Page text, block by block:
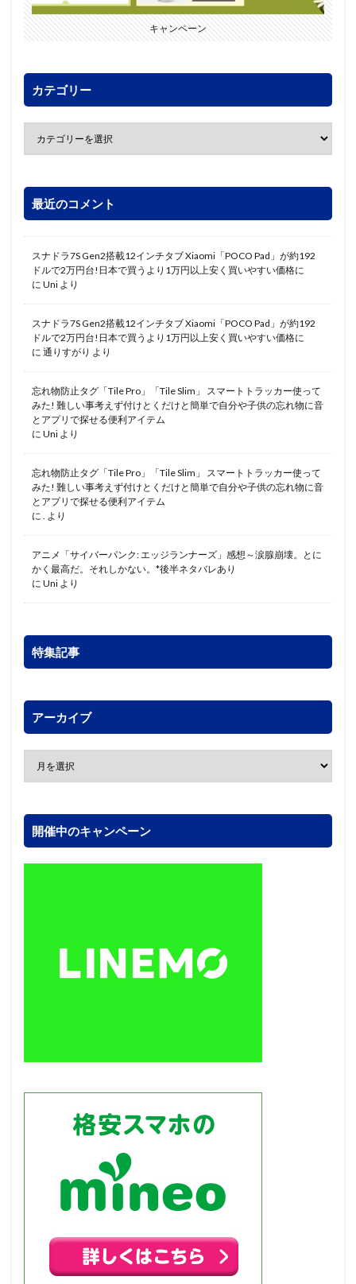
キャンペーン
カテゴリー
最近のコメント
スナドラ7S Gen2搭載12インチタブ Xiaomi「POCO Pad」が約192
ドルで2万円台!日本で買うより1万円以上安く買いやすい価格に
に Uni より
スナドラ7S Gen2搭載12インチタブ Xiaomi「POCO Pad」が約192
ドルで2万円台!日本で買うより1万円以上安く買いやすい価格に
に 通りすがり より
忘れ物防止タグ「Tile Pro」「Tile Slim」 スマートトラッカー使って
みた! 難しい事考えず付けとくだけと簡単で自分や子供の忘れ物に音
とアプリで探せる便利アイテム
に Uni より
忘れ物防止タグ「Tile Pro」「Tile Slim」 スマートトラッカー使って
みた! 難しい事考えず付けとくだけと簡単で自分や子供の忘れ物に音
とアプリで探せる便利アイテム
に
より
アニメ「サイバーパンク: エッジランナーズ」感想～涙腺崩壊。とに
かく最高だ。それしかない。*後半ネタバレあり
に Uni より
特集記事
アーカイブ
開催中のキャンペーン